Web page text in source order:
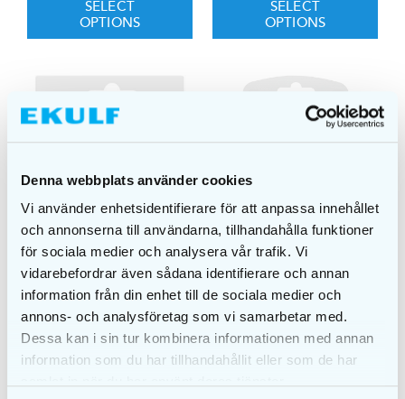
Denna webbplats använder cookies
Vi använder enhetsidentifierare för att anpassa innehållet
och annonserna till användarna, tillhandahålla funktioner
för sociala medier och analysera vår trafik. Vi
vidarebefordrar även sådana identifierare och annan
information från din enhet till de sociala medier och
annons- och analysföretag som vi samarbetar med.
Dessa kan i sin tur kombinera informationen med annan
information som du har tillhandahållit eller som de har
SELECT
OPTIONS
SELECT
OPTIONS
EKULF BeTweeners
floss picks
€4,50
Interprox plus nano
PHD 0.7
€3,80